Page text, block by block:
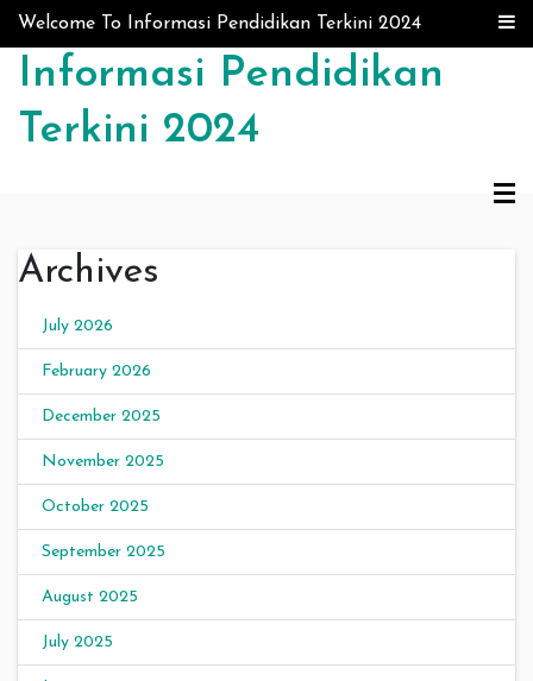
Skip to content
Welcome To Informasi Pendidikan Terkini 2024
Informasi Pendidikan
Terkini 2024
Archives
July 2026
February 2026
December 2025
November 2025
October 2025
September 2025
August 2025
July 2025